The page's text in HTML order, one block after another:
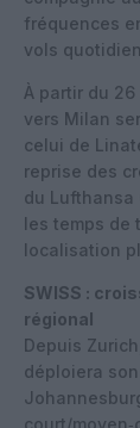
fréquences
vols
À partir du
vers Milan
celui de
reprise des
du Lufthansa
les temps de
localisation
SWISS :
régional
Depuis
déploiera
court/